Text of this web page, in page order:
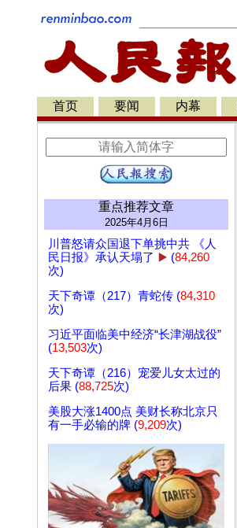
首页 要闻 内幕
重点推荐文章
2025年4月6日
川普怒请众国退下单挑中共 《人
民日报》承认天塌了 ▶️ (84,260
次)
天下奇谭（217）青蛇传 (84,310
次)
习近平面临美中经济“长津湖战役”
(13,503次)
天下奇谭（216）宠爱儿女太过的
后果 (88,725次)
美股大涨1400点 美财长称北京只
有一手必输的牌 (9,209次)